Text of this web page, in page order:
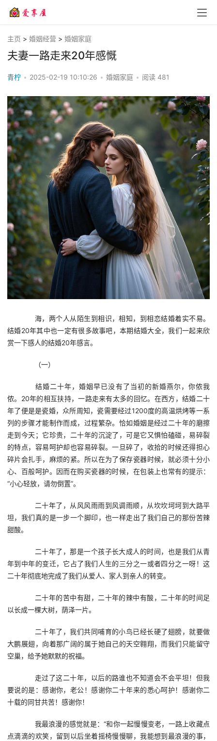
主页 > 婚姻经营 > 婚姻家庭
夫妻一路走来20年感慨
青柠 • 2025-02-19 10:10:26 • 婚姻家庭 • 阅读 481
海，两个人从陌生到相识，相知，到相恋结婚着实不易。
结婚20年其中也一定有很多故事吧，本期结婚大全，我们一起来欣
赏一下感人的结婚20年感言。
（一）
结婚二十年，婚姻早已没有了当初的新婚燕尔，你侬我
侬。20年的相互扶持，一路走来有太多的回忆。在西方，结婚二十
年了便是是瓷婚，众所周知，瓷需要经过1200度的高温烘烤等一系
列的步骤才能制作而成，过程繁杂。恰如婚姻是经过二十年的磨擦
走到今天；它珍贵，二十年的沉淀了，可是它又惧怕磕碰，易碎裂
的特点，容易呵护却也容易碎裂。一旦碎了，收拾的时候还得担心
碎片会扎手，麻烦的紧。所以在为了保存瓷器时候，就必须十分小
心、百般呵护。因而在购买瓷器的时候，在包装上也常有的提示：
“小心轻放，请勿倒置”。
二十年了，从风风雨雨到风调雨顺，从坎坎坷坷到大路平
坦，我们真的是一步一个脚印，也一样走出了我们自己的那份苦辣
甜酸。
二十年了，那是一个孩子长大成人的时间，也是我们从青
年到中年的变迁，它占了我们人生的三分之一或者四分之一呀！这
二十年彻底地完成了我们从爱人、家人到亲人的转变。
二十年的苦中有甜，二十年的辣中有酸，二十年的时间足
以长成一棵大树，荫泽一片。
二十年了，我们共同哺育的小鸟已经长硬了翅膀，就要做
大鹏展翅，向着那广阔的属于她自己的天空翱翔，而我们只能留守
空巢，给予她默默的祝福。
走过了这二十年，以后的路谁也不知道会不会平坦！但我
要说的是：感谢你，老公！感谢你二十年来的悉心呵护！感谢你二
十载的同甘共苦！感谢你！
我最浪漫的感觉就是：“和你一起慢慢变老，一路上收藏点
点滴滴的欢笑，留到以后坐着摇椅慢慢聊，我能想到最浪漫的事，